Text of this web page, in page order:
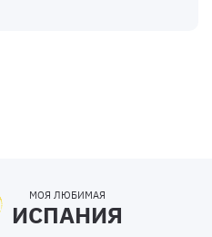
МОЯ ЛЮБИМАЯ
ИСПАНИЯ